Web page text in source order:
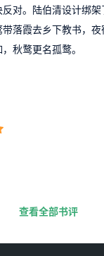
对。陆伯清设计绑
落霞去乡下教书，
秋鹜更名孤鹜。
查看全部书评